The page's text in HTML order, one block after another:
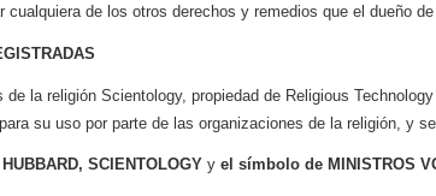
de los otros derechos y remedios que el dueño
la religión Scientology, propiedad de Religious
su uso por parte de las organizaciones de la religión, y
SCIENTOLOGY y el símbolo de MINISTROS